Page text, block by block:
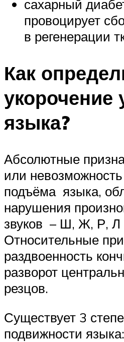
сахарный
провоцирует
в регенерации
Как
укорочение
языка?
Абсолютные
или
подъёма языка,
нарушения
звуков – Ш, Ж, Р, Л
Относительные
раздвоенность
разворот
резцов.
Существует 3
подвижности языка: